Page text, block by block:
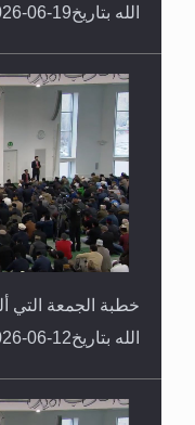
الله بتاريخ19-06-2026
خطبة الجمعة التي
الله بتاريخ12-06-2026